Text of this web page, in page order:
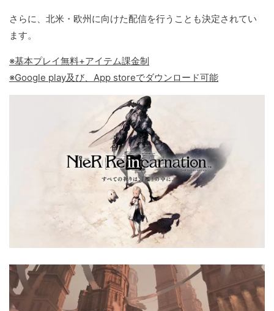
さらに、北米・欧州に向けた配信を行うことも決定されてい
ます。
※基本プレイ無料+アイテム課金制
※Google play及び、App storeでダウンロード可能